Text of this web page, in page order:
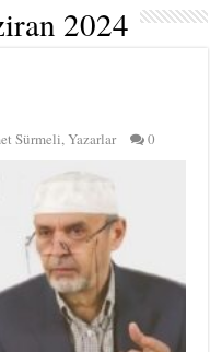
2024
Sürmeli,Yazarlar 0